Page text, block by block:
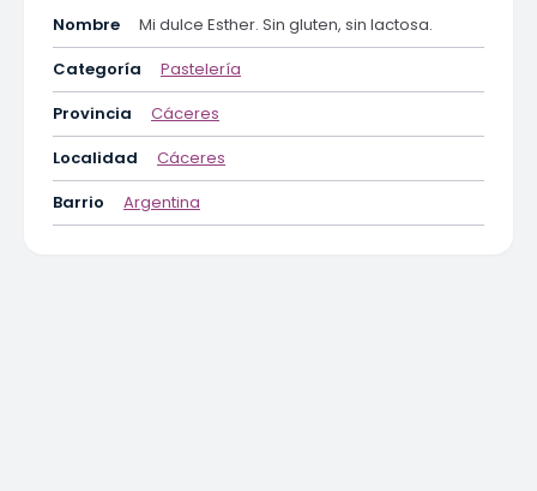
Nombre
Mi dulce Esther. Sin gluten, sin lactosa.
Categoría
Pastelería
Provincia
Cáceres
Localidad
Cáceres
Barrio
Argentina